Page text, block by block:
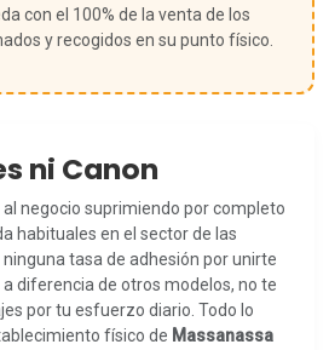
con el 100% de la venta de los
y recogidos en su punto físico.
ni Canon
negocio suprimiendo por completo
habituales en el sector de las
tasa de adhesión por unirte
diferencia de otros modelos, no te
por tu esfuerzo diario. Todo lo
físico de Massanassa